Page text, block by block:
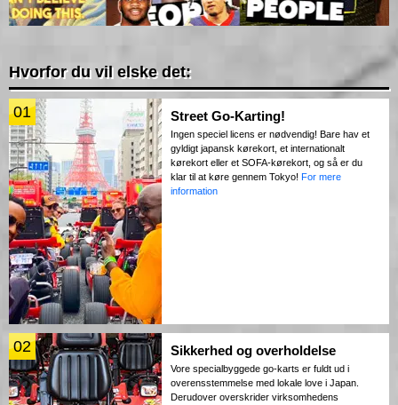
Hvorfor du vil elske det:
01 Street Go-Karting!
Ingen speciel licens er nødvendig! Bare hav et
gyldigt japansk kørekort, et internationalt
kørekort eller et SOFA-kørekort, og så er du
klar til at køre gennem Tokyo! For mere
information
02 Sikkerhed og overholdelse
Vore specialbyggede go-karts er fuldt ud i
overensstemmelse med lokale love i Japan.
Derudover overskrider virksomhedens